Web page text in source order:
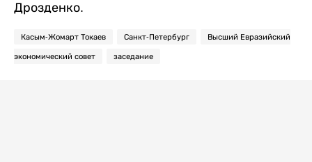
Дрозденко.
Касым-Жомарт Токаев Санкт-Петербург Высший Евразийский
экономический совет заседание